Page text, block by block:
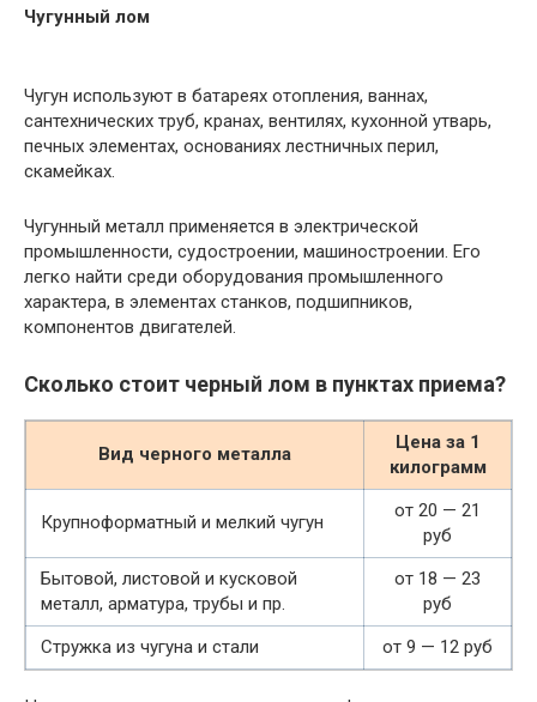
Чугунный лом
Чугун используют в батареях отопления, ваннах,
сантехнических труб, кранах, вентилях, кухонной утварь,
печных элементах, основаниях лестничных перил,
скамейках.
Чугунный металл применяется в электрической
промышленности, судостроении, машиностроении. Его
легко найти среди оборудования промышленного
характера, в элементах станков, подшипников,
компонентов двигателей.
Сколько стоит черный лом в пунктах приема?
Вид черного металла
Цена за 1
килограмм
Крупноформатный и мелкий чугун
от 20 — 21
руб
Бытовой, листовой и кусковой
металл, арматура, трубы и пр.
от 18 — 23
руб
Стружка из чугуна и стали
от 9 — 12 руб